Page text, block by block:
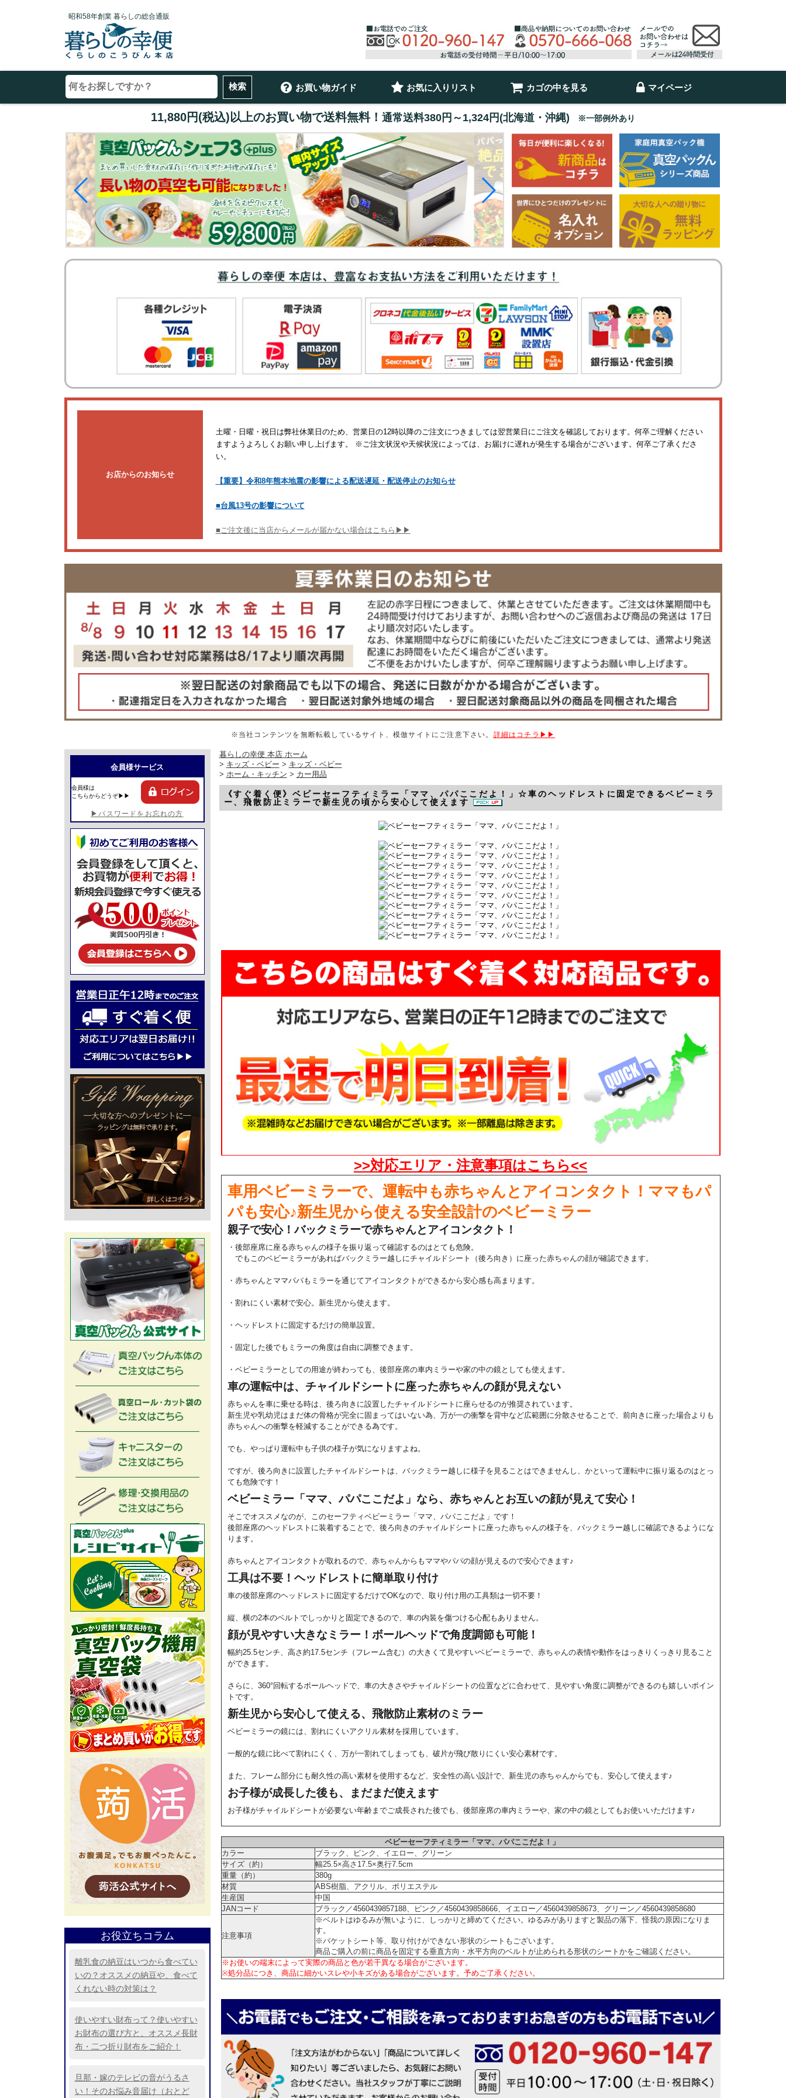
昭和58年創業 暮らしの総合通販
お買い物ガイド お気に入りリスト カゴの中を見る マイページ
11,880円(税込)以上のお買い物で送料無料！ 通常送料380円～1,324円(北海道・沖縄) ※一部例外あり
お店からのお知らせ
土曜・日曜・祝日は弊社休業日のため、営業日の12時以降のご注文につきましては翌営業日にご注文を確認しております。何卒ご理解ください
ますようよろしくお願い申し上げます。 ※ご注文状況や天候状況によっては、お届けに遅れが発生する場合がございます。何卒ご了承くださ
い。
【重要】令和8年熊本地震の影響による配送遅延・配送停止のお知らせ
■台風13号の影響について
■ご注文後に当店からメールが届かない場合はこちら▶▶
※当社コンテンツを無断転載しているサイト、模倣サイトにご注意下さい。 詳細はコチラ▶▶
会員様サービス
会員様は
こちらからどうぞ▶▶
▶パスワードをお忘れの方
お役立ちコラム
離乳食の納豆はいつから食べてい
いの？オススメの納豆や、食べて
くれない時の対策は？
使いやすい財布って？使いやすい
お財布の選び方と、オススメ長財
布・二つ折り財布をご紹介！
旦那・嫁のテレビの音がうるさ
い！そのお悩み音届け（おとど
暮らしの幸便 本店 ホーム
> キッズ・ベビー > キッズ・ベビー
> ホーム・キッチン > カー用品
《すぐ着く便》ベビーセーフティミラー「ママ、パパここだよ！」☆車のヘッドレストに固定できるベビーミラ
ー、飛散防止ミラーで新生児の頃から安心して使えます
>>対応エリア・注意事項はこちら<<
車用ベビーミラーで、運転中も赤ちゃんとアイコンタクト！ママもパ
パも安心♪新生児から使える安全設計のベビーミラー
親子で安心！バックミラーで赤ちゃんとアイコンタクト！
・後部座席に座る赤ちゃんの様子を振り返って確認するのはとても危険。
でもこのベビーミラーがあればバックミラー越しにチャイルドシート（後ろ向き）に座った赤ちゃんの顔が確認できます。
・赤ちゃんとママパパもミラーを通じてアイコンタクトができるから安心感も高まります。
・割れにくい素材で安心。新生児から使えます。
・ヘッドレストに固定するだけの簡単設置。
・固定した後でもミラーの角度は自由に調整できます。
・ベビーミラーとしての用途が終わっても、後部座席の車内ミラーや家の中の鏡としても使えます。
車の運転中は、チャイルドシートに座った赤ちゃんの顔が見えない
赤ちゃんを車に乗せる時は、後ろ向きに設置したチャイルドシートに座らせるのが推奨されています。
新生児や乳幼児はまだ体の骨格が完全に固まってはいない為、万が一の衝撃を背中など広範囲に分散させることで、前向きに座った場合よりも
赤ちゃんへの衝撃を軽減することができる為です。
でも、やっぱり運転中も子供の様子が気になりますよね。
ですが、後ろ向きに設置したチャイルドシートは、バックミラー越しに様子を見ることはできませんし、かといって運転中に振り返るのはとっ
ても危険です！
ベビーミラー「ママ、パパここだよ」なら、赤ちゃんとお互いの顔が見えて安心！
そこでオススメなのが、このセーフティベビーミラー「ママ、パパここだよ」です！
後部座席のヘッドレストに装着することで、後ろ向きのチャイルドシートに座った赤ちゃんの様子を、バックミラー越しに確認できるようにな
ります。
赤ちゃんとアイコンタクトが取れるので、赤ちゃんからもママやパパの顔が見えるので安心できます♪
工具は不要！ヘッドレストに簡単取り付け
車の後部座席のヘッドレストに固定するだけでOKなので、取り付け用の工具類は一切不要！
縦、横の2本のベルトでしっかりと固定できるので、車の内装を傷つける心配もありません。
顔が見やすい大きなミラー！ボールヘッドで角度調節も可能！
幅約25.5センチ、高さ約17.5センチ（フレーム含む）の大きくて見やすいベビーミラーで、赤ちゃんの表情や動作をはっきりくっきり見ること
ができます。
さらに、360°回転するボールヘッドで、車の大きさやチャイルドシートの位置などに合わせて、見やすい角度に調整ができるのも嬉しいポイン
トです。
新生児から安心して使える、飛散防止素材のミラー
ベビーミラーの鏡には、割れにくいアクリル素材を採用しています。
一般的な鏡に比べて割れにくく、万が一割れてしまっても、破片が飛び散りにくい安心素材です。
また、フレーム部分にも耐久性の高い素材を使用するなど、安全性の高い設計で、新生児の赤ちゃんからでも、安心して使えます♪
お子様が成長した後も、まだまだ使えます
お子様がチャイルドシートが必要ない年齢までご成長された後でも、後部座席の車内ミラーや、家の中の鏡としてもお使いいただけます♪
ベビーセーフティミラー「ママ、パパここだよ！」
カラー
ブラック、ピンク、イエロー、グリーン
サイズ（約）
幅25.5×高さ17.5×奥行7.5cm
重量（約）
380g
材質
ABS樹脂、アクリル、ポリエステル
生産国
中国
JANコード
ブラック／4560439857188、ピンク／4560439858666、イエロー／4560439858673、グリーン／4560439858680
注意事項
※ベルトはゆるみが無いように、しっかりと締めてください。ゆるみがありますと製品の落下、怪我の原因になりま
す。
※バケットシート等、取り付けができない形状のシートもございます。
商品ご購入の前に商品を固定する垂直方向・水平方向のベルトが止められる形状のシートかをご確認ください。
※お使いの端末によって実際の商品と色が若干異なる場合がございます。
※処分品につき、商品に細かいスレや小キズがある場合がございます。予めご了承ください。